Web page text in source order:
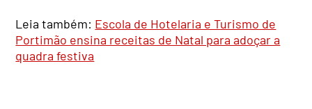
Leia também: Escola de Hotelaria e Turismo de
Portimão ensina receitas de Natal para adoçar a
quadra festiva